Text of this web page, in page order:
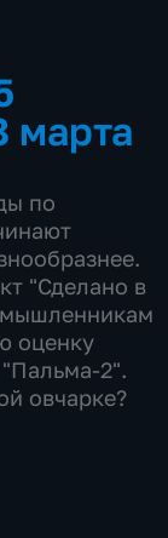
марта
по
"Сделано в
оценку
2".
овчарке?